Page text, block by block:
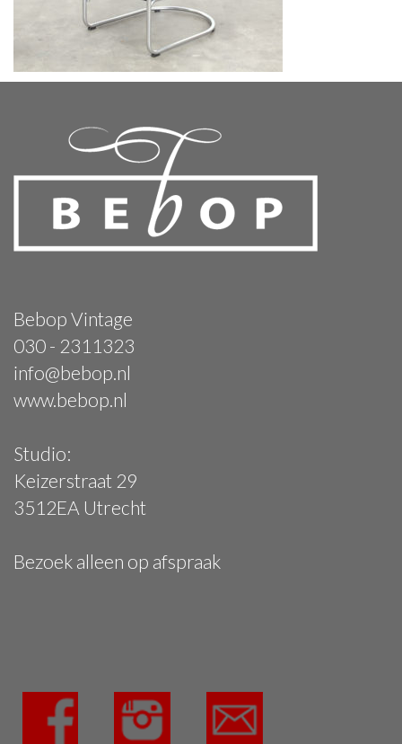
Bebop Vintage
030 - 2311323
info@bebop.nl
www.bebop.nl
Studio:
Keizerstraat 29
3512EA Utrecht
Bezoek alleen op afspraak